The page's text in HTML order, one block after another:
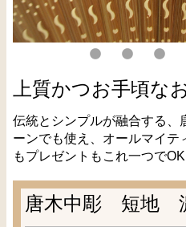
上質かつお手頃な
伝統とシンプルが融合する、
ーンでも使え、オールマイテ
もプレゼントもこれ一つでOK
唐木中彫 短地